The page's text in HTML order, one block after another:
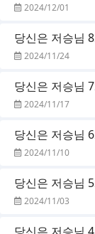
2024/12/01
당신은 저승님
2024/11/24
당신은 저승님
2024/11/17
당신은 저승님
2024/11/10
당신은 저승님
2024/11/03